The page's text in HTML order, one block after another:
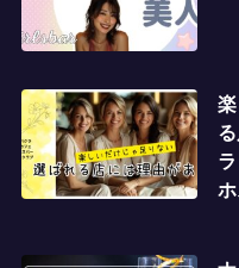
ホ